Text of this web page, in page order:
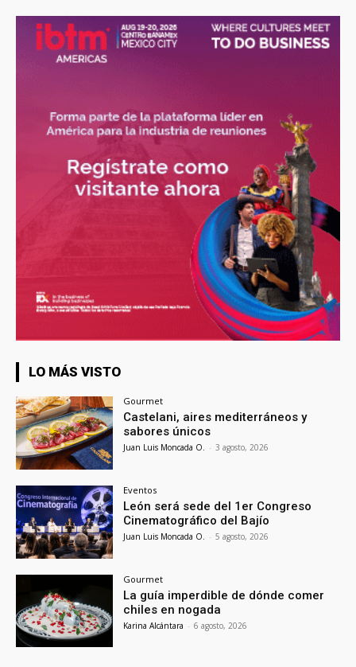
LO MÁS VISTO
Gourmet
Castelani, aires mediterráneos y
sabores únicos
Juan Luis Moncada O. - 3 agosto, 2026
Eventos
León será sede del 1er Congreso
Cinematográfico del Bajío
Juan Luis Moncada O. - 5 agosto, 2026
Gourmet
La guía imperdible de dónde comer
chiles en nogada
Karina Alcántara - 6 agosto, 2026